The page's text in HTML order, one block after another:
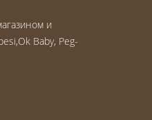
и
Baby, Peg-